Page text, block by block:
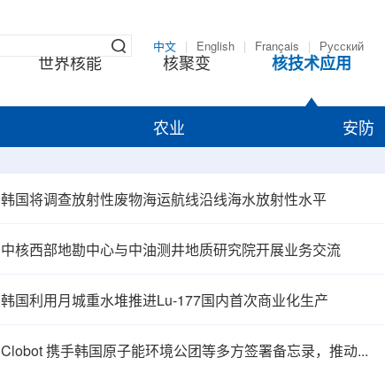
中文 English Français Русский
世界核能 核聚变 核技术应用
农业 安防
韩国将调查放射性废物海运航线沿线海水放射性水平
中核西部地勘中心与中油测井地质研究院开展业务交流
韩国利用月城重水堆推进Lu-177国内首次商业化生产
Clobot 携手韩国原子能环境公团等多方签署备忘录，推动放射性废物安全管理多机型机器人示范